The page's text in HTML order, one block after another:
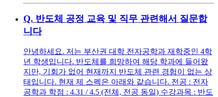
Q. 반도체 공정 교육 및 직무 관련해서 질문합
니다
안녕하세요. 저는 부산권 대학 전자공학과 재학중인 4학
년 학생입니다. 반도체를 희망하여 해당 학과에 들어왔
지만, 기회가 없어 현재까지 반도체 관련 경험이 없는 상
태입니다. 현재 제 스펙은 아래와 같습니다. 전공 : 전자
공학과 학점 : 4.31 / 4.5 (전체, 전공 동일) 수강과목 : 반도